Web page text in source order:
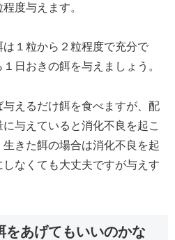
度与えます。
１粒から２粒程度で充分で
日おきの餌を与えましょう。
えるだけ餌を食べますが、配
与えていると消化不良を起こ
きた餌の場合は消化不良を起
なくても大丈夫ですが与えす
をあげてもいいのかな